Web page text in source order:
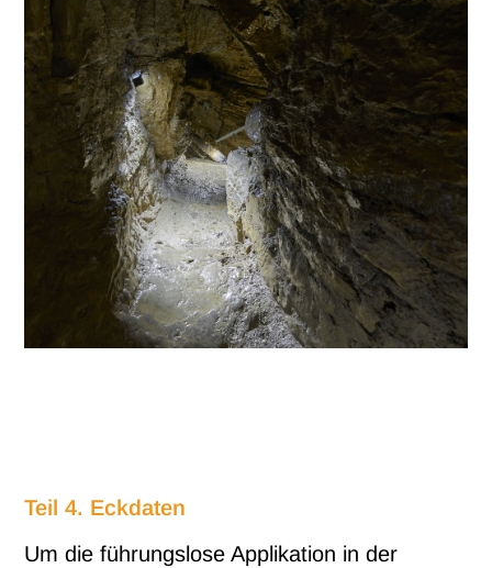
Teil 4. Eckdaten
Um die führungslose Applikation in der